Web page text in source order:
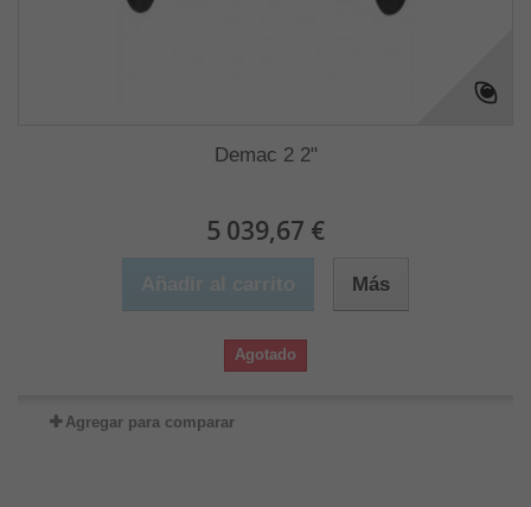
Demac 2 2"
5 039,67 €
Más
Agotado
Agregar para comparar